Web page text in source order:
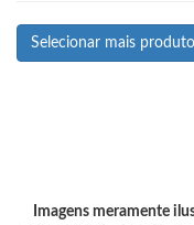
Selecionar mais
Imagens meramente